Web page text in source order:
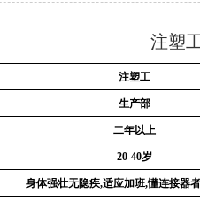
注塑
注塑工
生产部
二年以上
20-40岁
身体强壮无隐疾,适应加班,懂连接器